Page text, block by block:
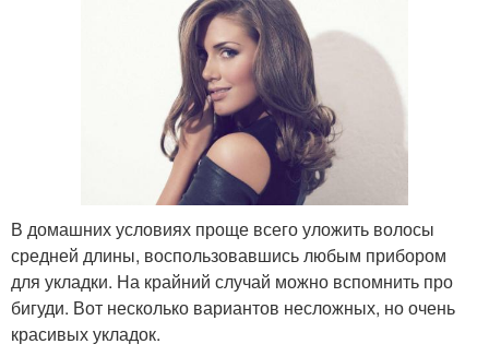
В домашних условиях проще всего уложить волосы
средней длины, воспользовавшись любым прибором
для укладки. На крайний случай можно вспомнить про
бигуди. Вот несколько вариантов несложных, но очень
красивых укладок.